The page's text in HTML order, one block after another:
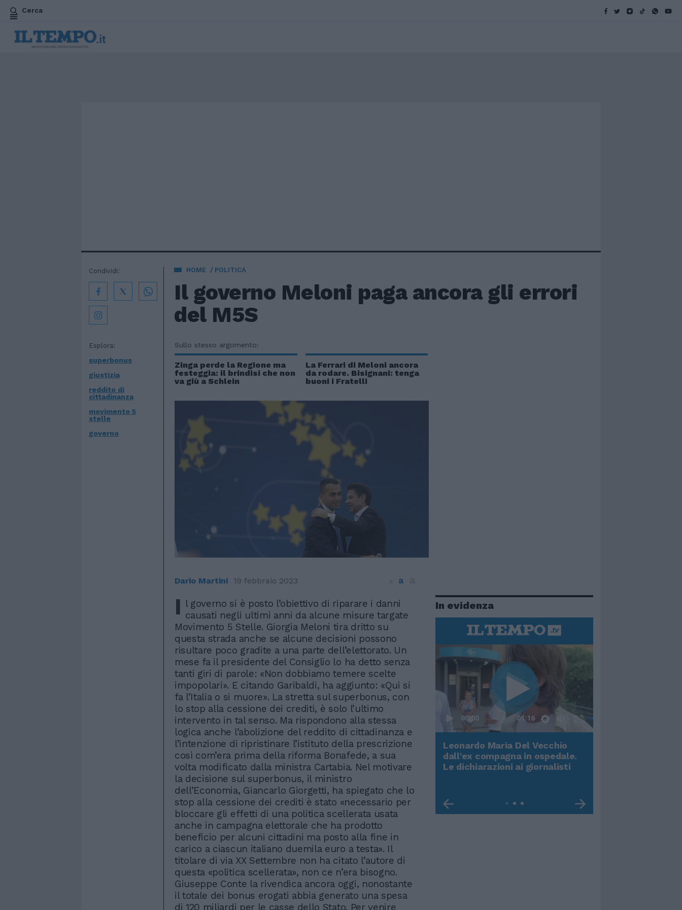
Cerca
HOME POLITICA
Il governo Meloni paga ancora gli errori
del M5S
Esplora:
superbonus
giustizia
reddito di
cittadinanza
movimento 5
stelle
governo
Condividi:
Sullo stesso argomento:
Zinga perde la Regione ma
festeggia: il brindisi che non
va giù a Schlein
La Ferrari di Meloni ancora
da rodare. Bisignani: tenga
buoni i Fratelli
Dario Martini 19 febbraio 2023 a
I l governo si è posto l’obiettivo di riparare i danni
causati negli ultimi anni da alcune misure targate
Movimento 5 Stelle. Giorgia Meloni tira dritto su
questa strada anche se alcune decisioni possono
risultare poco gradite a una parte dell’elettorato. Un
mese fa il presidente del Consiglio lo ha detto senza
tanti giri di parole: «Non dobbiamo temere scelte
impopolari». E citando Garibaldi, ha aggiunto: «Qui si
fa l’Italia o si muore». La stretta sul superbonus, con
lo stop alla cessione dei crediti, è solo l’ultimo
intervento in tal senso. Ma rispondono alla stessa
logica anche l’abolizione del reddito di cittadinanza e
l’intenzione di ripristinare l’istituto della prescrizione
così com’era prima della riforma Bonafede, a sua
volta modificato dalla ministra Cartabia. Nel motivare
la decisione sul superbonus, il ministro
dell’Economia, Giancarlo Giorgetti, ha spiegato che lo
stop alla cessione dei crediti è stato «necessario per
bloccare gli effetti di una politica scellerata usata
anche in campagna elettorale che ha prodotto
beneficio per alcuni cittadini ma posto alla fine in
carico a ciascun italiano duemila euro a testa». Il
titolare di via XX Settembre non ha citato l’autore di
questa «politica scellerata», non ce n’era bisogno.
Giuseppe Conte la rivendica ancora oggi, nonostante
il totale dei bonus erogati abbia generato una spesa
di 120 miliardi per le casse dello Stato. Per venire
In evidenza
Rudy Giuliani a Come States?
Trump, Meloni e la strategia
americana
00:00 01:16
Leonardo Maria Del Vecchio
dall'ex compagna in ospedale.
Le dichiarazioni ai giornalisti